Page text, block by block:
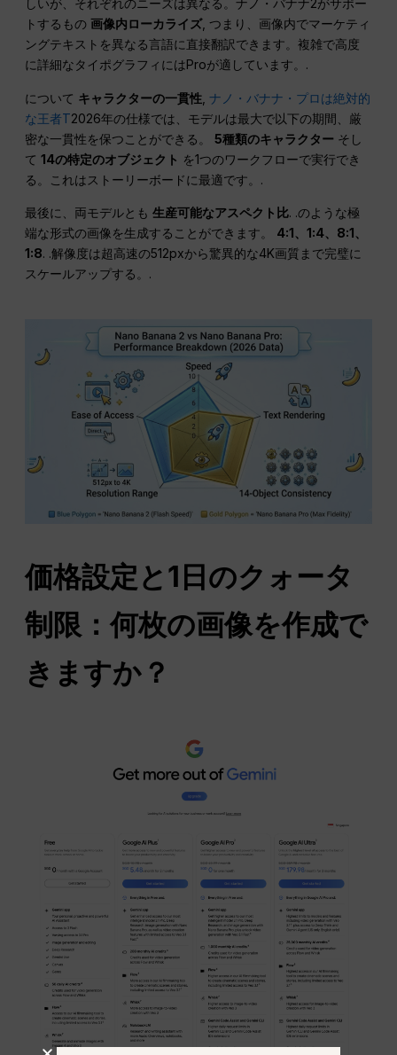
しいが、それぞれのニーズは異なる。ナノ・バナナ2がサポー
トするもの画像内ローカライズ, つまり、画像内でマーケティ
ングテキストを異なる言語に直接翻訳できます。複雑で高度
に詳細なタイポグラフィにはProが適しています。.
について キャラクターの一貫性 ,ナノ・バナナ・プロは絶対的
な王者T2026年の仕様では、モデルは最大で以下の期間、厳
密な一貫性を保つことができる。5種類のキャラクター そし
て14の特定のオブジェクト を1つのワークフローで実行でき
る。これはストーリーボードに最適です。.
最後に、両モデルとも生産可能なアスペクト比. .のような極
端な形式の画像を生成することができます。 4:1、1:4、8:1、
1:8. .解像度は超高速の512pxから驚異的な4K画質まで完璧に
スケールアップする。.
価格設定と1日のクォータ
制限：何枚の画像を作成で
きますか？